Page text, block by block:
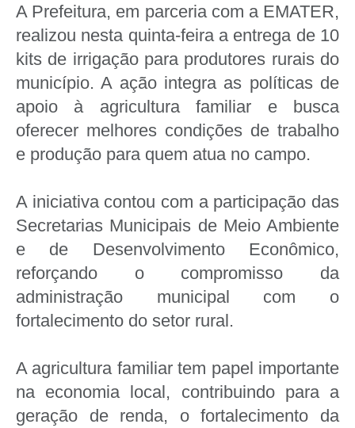
A Prefeitura, em parceria com a EMATER,
realizou nesta quinta-feira a entrega de 10
kits de irrigação para produtores rurais do
município. A ação integra as políticas de
apoio à agricultura familiar e busca
oferecer melhores condições de trabalho
e produção para quem atua no campo.
A iniciativa contou com a participação das
Secretarias Municipais de Meio Ambiente
e de Desenvolvimento Econômico,
reforçando o compromisso da
administração municipal com o
fortalecimento do setor rural.
A agricultura familiar tem papel importante
na economia local, contribuindo para a
geração de renda, o fortalecimento da